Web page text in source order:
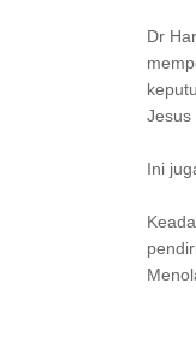
Dr
Jesus
Ini